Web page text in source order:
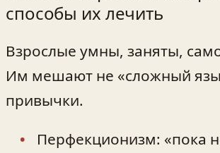
способы их лечить
Взрослые умны, заняты,
Им мешают не «сложный
привычки.
Перфекционизм: «пока